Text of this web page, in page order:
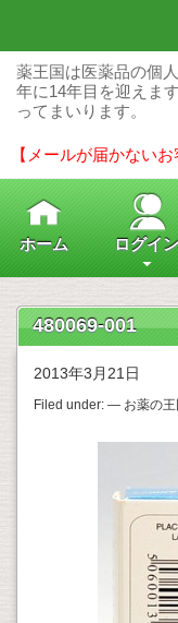
薬王国は医薬品の個
年に14年目を迎えま
ってまいります。
【メールが届かない
ホーム ログイン
480069-001
2013年3月21日
Filed under: — お薬の王